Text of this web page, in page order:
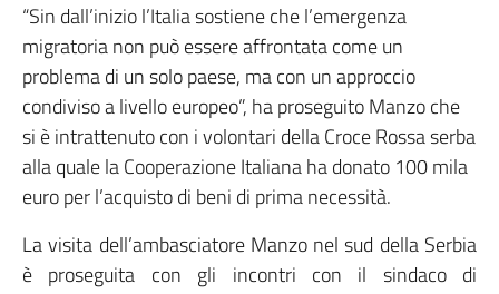
“Sin dall’inizio l’Italia sostiene che l’emergenza
migratoria non può essere affrontata come un
problema di un solo paese, ma con un approccio
condiviso a livello europeo”, ha proseguito Manzo che
si è intrattenuto con i volontari della Croce Rossa serba
alla quale la Cooperazione Italiana ha donato 100 mila
euro per l’acquisto di beni di prima necessità.
La visita dell’ambasciatore Manzo nel sud della Serbia
è proseguita con gli incontri con il sindaco di